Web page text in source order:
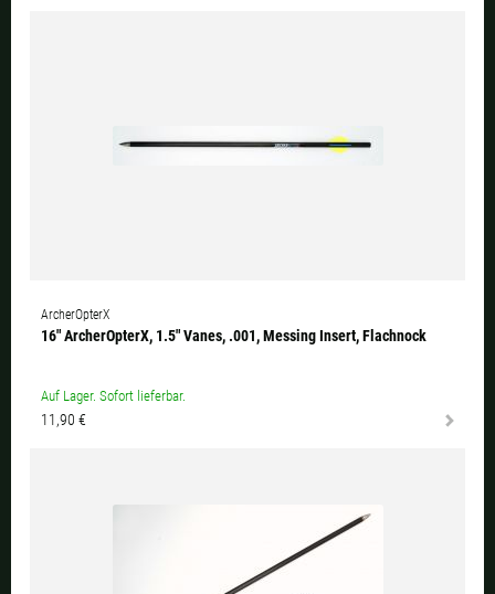
ArcherOpterX
16" ArcherOpterX, 1.5" Vanes, .001, Messing Insert, Flachnock
Auf Lager. Sofort lieferbar.
11,90 €